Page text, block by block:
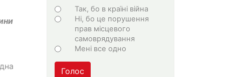
Варіанти
Так, бо в країні війна
Ні, бо це порушення
прав місцевого
самоврядування
Мені все одно
Голос